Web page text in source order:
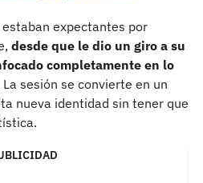
expectantes por
desde que le dio un giro a su
completamente en lo
sesión se convierte en un
nueva identidad sin tener que